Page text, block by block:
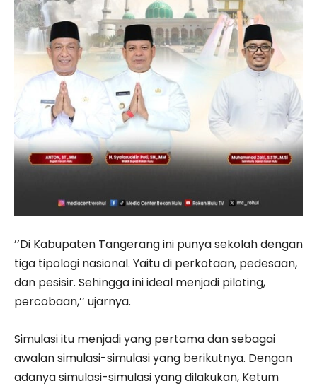
’’Di Kabupaten Tangerang ini punya sekolah dengan
tiga tipologi nasional. Yaitu di perkotaan, pedesaan,
dan pesisir. Sehingga ini ideal menjadi piloting,
percobaan,’’ ujarnya.
Simulasi itu menjadi yang pertama dan sebagai
awalan simulasi-simulasi yang berikutnya. Dengan
adanya simulasi-simulasi yang dilakukan, Ketum